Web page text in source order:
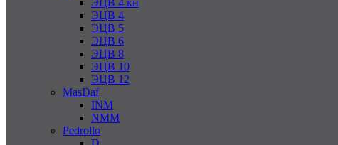
ЭЦВ 4 кн
ЭЦВ 4
ЭЦВ 5
ЭЦВ 6
ЭЦВ 8
ЭЦВ 10
ЭЦВ 12
MasDaf
INM
NMM
Pedrollo